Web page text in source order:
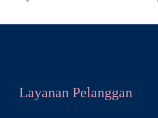
Layanan Pelanggan